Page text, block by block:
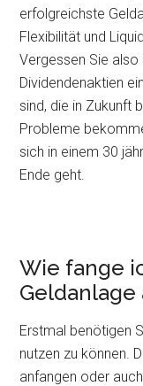
erfolgreichste
Flexibilität und
Vergessen Sie
Dividendenaktien
sind, die in Zukunft
Probleme
sich in einem 30
Ende geht.
Wie fange
Geldanlage
Erstmal benötigen
nutzen zu können.
anfangen oder